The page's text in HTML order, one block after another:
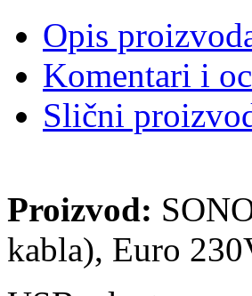
Opis
Komentari i
Slični
Proizvod:
kabla), Euro